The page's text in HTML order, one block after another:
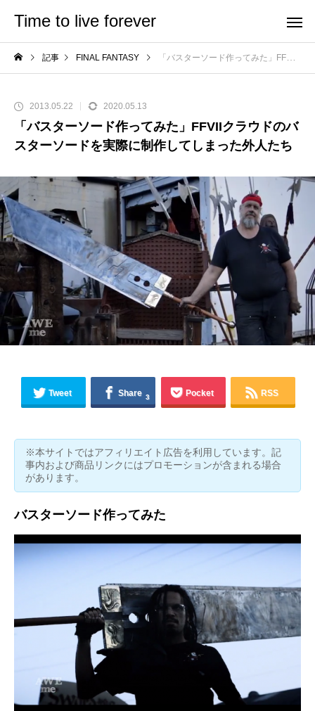
Time to live forever
記事 FINAL FANTASY 「バスターソード作ってみた」FFVIIクラウドのバスターソードを実際に制作してしまった外人たち
2013.05.22 2020.05.13
「バスターソード作ってみた」FFVIIクラウドのバ
スターソードを実際に制作してしまった外人たち
Tweet Share 3 Pocket RSS
※本サイトではアフィリエイト広告を利用しています。記
事内および商品リンクにはプロモーションが含まれる場合
があります。
バスターソード作ってみた